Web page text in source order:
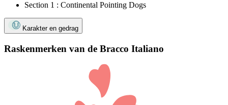
Section 1 : Continental Pointing Dogs
Karakter en gedrag
Raskenmerken van de Bracco Italiano